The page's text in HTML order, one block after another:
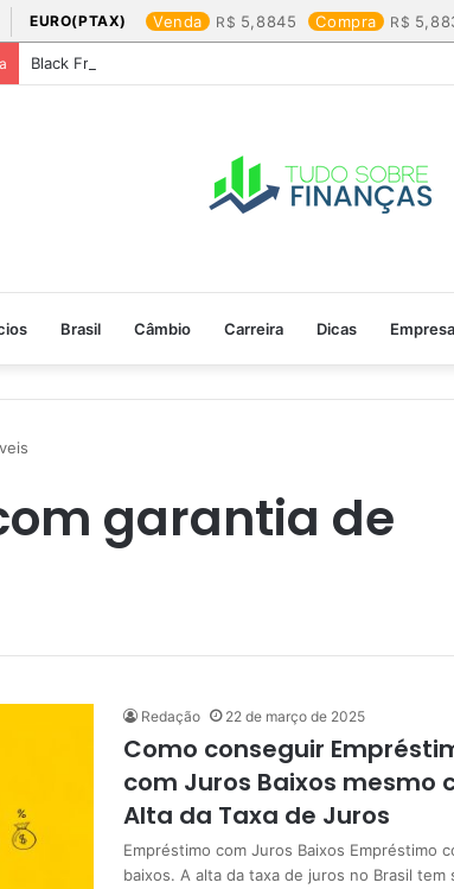
EURO(PTAX) Venda 5,8845 Compra
Black Friday: os produtos que mais valem a pena
Brasil Câmbio Carreira Dicas
garantia de
Redação 22 de março de 2025
Como conseguir
com Juros Baixos mesmo
Alta da Taxa de Juros
Empréstimo com Juros Baixos Empréstimo
baixos. A alta da taxa de juros no Brasil tem